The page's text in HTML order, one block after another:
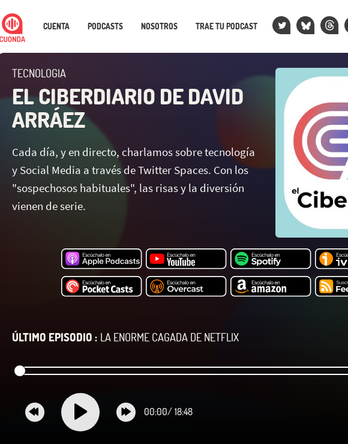
CUENTA PODCASTS NOSOTROS TRAE TU PODCAST
TECNOLOGIA
EL CIBERDIARIO DE DAVID
ARRÁEZ
Cada día, y en directo, charlamos sobre tecnología
y Social Media a través de Twitter Spaces. Con los
"sospechosos habituales", las risas y la diversión
vienen de serie.
ÚLTIMO EPISODIO : LA ENORME CAGADA DE NETFLIX
00:00/ 18:48